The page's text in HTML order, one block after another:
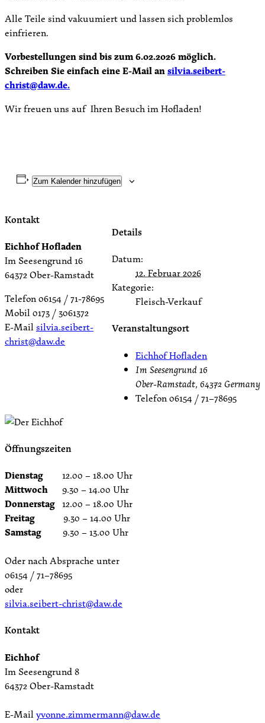
Alle Teile sind vakuumiert und lassen sich problemlos
einfrieren.
Vorbestellungen sind bis zum 6.02.2026 möglich.
Schreiben Sie einfach eine E-Mail ansilvia.seibert-
christ@daw.de.
Wir freuen uns auf Ihren Besuch im Hofladen!
Zum Kalender hinzufügen
Details
Datum:
12. Februar 2026
Kategorie:
Fleisch-Verkauf
Veranstaltungsort
Eichhof Hofladen
Im Seesengrund 16
Ober-Ramstadt, 64372 Germany
Telefon06154 / 71–78695
Kontakt
Eichhof Hofladen
Im Seesengrund 16
64372 Ober-Ramstadt
Telefon 06154 / 71-78695
Mobil 0173 / 3061372
E-Mailsilvia.seibert-
christ@daw.de
Öffnungszeiten
Dienstag 12.00 – 18.00 Uhr
Mittwoch 9.30 – 14.00 Uhr
Donnerstag 12.00 – 18.00 Uhr
Freitag 9.30 – 14.00 Uhr
Samstag 9.30 – 13.00 Uhr
Oder nach Absprache unter
06154 / 71–78695
oder
silvia.seibert-christ@daw.de
Kontakt
Eichhof
Im Seesengrund 8
64372 Ober-Ramstadt
E-Mailyvonne.zimmermann@daw.de